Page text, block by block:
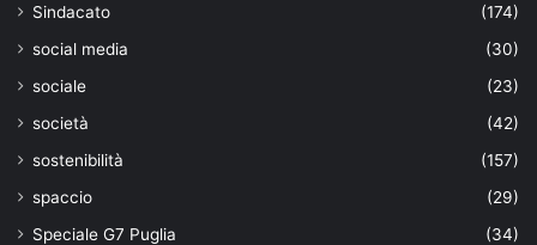
Sindacato
(174)
social media
(30)
sociale
(23)
società
(42)
sostenibilità
(157)
spaccio
(29)
Speciale G7 Puglia
(34)